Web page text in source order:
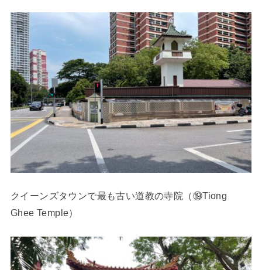
クイーンズタウンで最も古い道教の寺院（⑲Tiong
Ghee Temple）